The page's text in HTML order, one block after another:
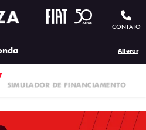
CONTATO
Alterar
SIMULADOR DE FINANCIAMENTO